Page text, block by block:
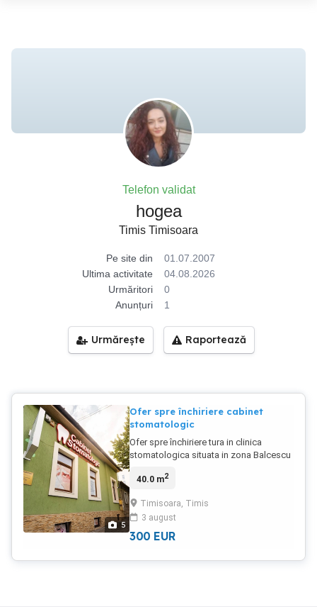
Telefon validat
hogea
Timis Timisoara
Pe site din
01.07.2007
Ultima activitate
04.08.2026
Urmăritori
0
Anunțuri
1
Urmărește Raportează
5
Ofer spre închiriere cabinet
stomatologic
Ofer spre închiriere tura in clinica
stomatologica situata in zona Balcescu
necesara pentru desfasurarea
40.0 m2
Timisoara, Timis
3 august
300 EUR